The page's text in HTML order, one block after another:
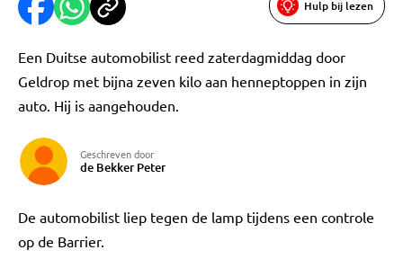
Hulp bij lezen
Een Duitse automobilist reed zaterdagmiddag door
Geldrop met bijna zeven kilo aan henneptoppen in zijn
auto. Hij is aangehouden.
Geschreven door
de Bekker Peter
De automobilist liep tegen de lamp tijdens een controle
op de Barrier.